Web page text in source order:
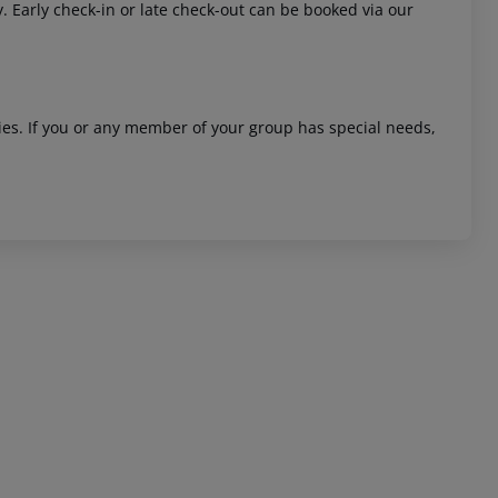
check-in or late check-out can be booked via our
If you or any member of your group has special needs,